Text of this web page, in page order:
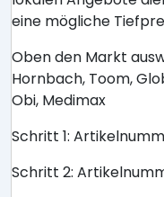
eine mögliche
Oben den Markt
Hornbach, Toom,
Obi, Medimax
Schritt 1:
Schritt 2: